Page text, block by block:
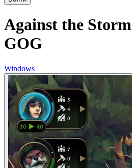
Against the Storm
GOG
Windows